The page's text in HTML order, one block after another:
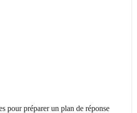
pour préparer un plan de réponse